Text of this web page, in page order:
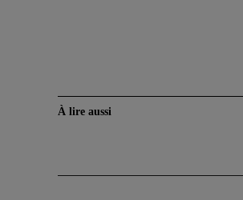
À lire aussi